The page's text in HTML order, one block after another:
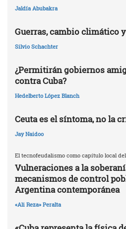
Jaldía Abubakra
Guerras, cambio climático
Silvio Schachter
¿Permitirán gobiernos
contra Cuba?
Hedelberto López Blanch
Ceuta es el síntoma, no la
Jay Naidoo
El tecnofeudalismo como capítulo local
Vulneraciones a la
mecanismos de control
Argentina contemporánea
«Ali Reza» Peralta